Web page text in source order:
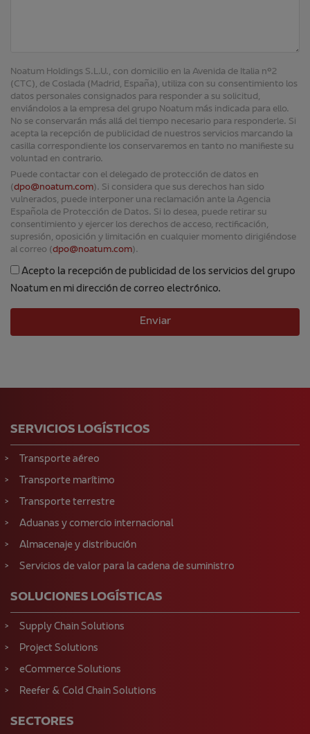
Noatum Holdings S.L.U., con domicilio en la Avenida de Italia nº2
(CTC), de Coslada (Madrid, España), utiliza con su consentimiento los
datos personales consignados para responder a su solicitud,
enviándolos a la empresa del grupo Noatum más indicada para ello.
No se conservarán más allá del tiempo necesario para responderle. Si
acepta la recepción de publicidad de nuestros servicios marcando la
casilla correspondiente los conservaremos en tanto no manifieste su
voluntad en contrario.
Puede contactar con el delegado de protección de datos en
(dpo@noatum.com). Si considera que sus derechos han sido
vulnerados, puede interponer una reclamación ante la Agencia
Española de Protección de Datos. Si lo desea, puede retirar su
consentimiento y ejercer los derechos de acceso, rectificación,
supresión, oposición y limitación en cualquier momento dirigiéndose
al correo (dpo@noatum.com).
Acepto la recepción de publicidad de los servicios del grupo
Noatum en mi dirección de correo electrónico.
SERVICIOS LOGÍSTICOS
Transporte aéreo
Transporte marítimo
Transporte terrestre
Aduanas y comercio internacional
Almacenaje y distribución
Servicios de valor para la cadena de suministro
SOLUCIONES LOGÍSTICAS
Supply Chain Solutions
Project Solutions
eCommerce Solutions
Reefer & Cold Chain Solutions
SECTORES